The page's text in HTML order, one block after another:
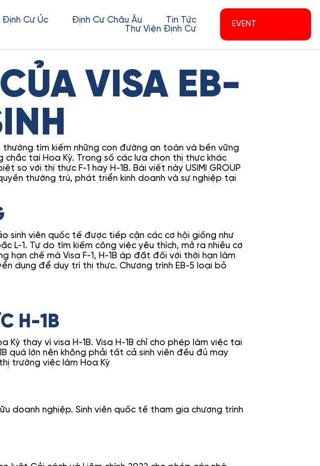
Định Cư Úc Định Cư Châu Âu
Tin Tức
Thư Viện Định Cư
EVENT
VISA EB-
tìm kiếm những con đường an toàn và bền vững
tại Hoa Kỳ. Trong số các lựa chọn thị thực khác
với thị thực F-1 hay H-1B. Bài viết này USIMI GROUP
thường trú, phát triển kinh doanh và sự nghiệp tại
sinh viên quốc tế được tiếp cận các cơ hội giống như
L-1. Tự do tìm kiếm công việc yêu thích, mở ra nhiều cơ
hạn chế mà Visa F-1, H-1B áp đặt đối với thời hạn làm
dụng để duy trì thị thực. Chương trình EB-5 loại bỏ
H-1B
thay vì visa H-1B. Visa H-1B chỉ cho phép làm việc tại
quá lớn nên không phải tất cả sinh viên đều đủ may
trường việc làm Hoa Kỳ
doanh nghiệp. Sinh viên quốc tế tham gia chương trình